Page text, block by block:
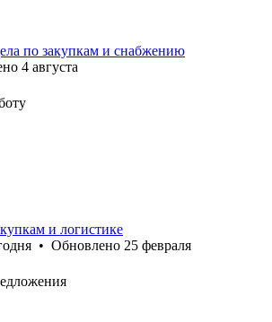
по закупкам и снабжению
4 августа
и логистике
• Обновлено 25 февраля